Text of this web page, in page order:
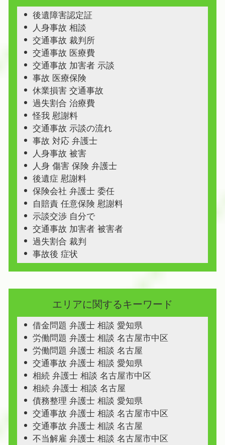
後遺障害認定証
人身事故 相談
交通事故 裁判所
交通事故 医療費
交通事故 加害者 示談
事故 医療保険
休業損害 交通事故
過失割合 治療費
怪我 慰謝料
交通事故 示談の流れ
事故 対応 弁護士
人身事故 被害
人身 傷害 保険 弁護士
後遺症 慰謝料
保険会社 弁護士 委任
自賠責 任意保険 慰謝料
示談交渉 自分で
交通事故 加害者 被害者
過失割合 裁判
事故後 症状
エリアに関するキーワード
借金問題 弁護士 相談 愛知県
労働問題 弁護士 相談 名古屋市中区
労働問題 弁護士 相談 名古屋
交通事故 弁護士 相談 愛知県
相続 弁護士 相談 名古屋市中区
相続 弁護士 相談 名古屋
債務整理 弁護士 相談 愛知県
交通事故 弁護士 相談 名古屋市中区
交通事故 弁護士 相談 名古屋
不当解雇 弁護士 相談 名古屋市中区